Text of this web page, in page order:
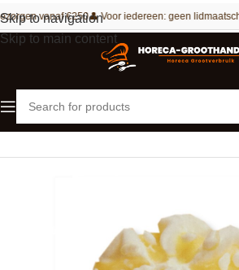
Skip to navigation
Skip to main content
vanaf €250👤 Voor iedereen: geen
Home Actie